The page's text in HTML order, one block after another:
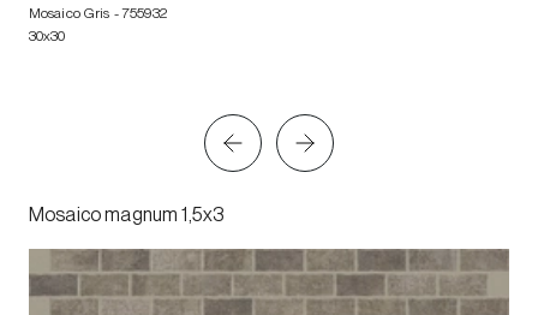
Mosaico Gris - 755932
30x30
Mosaico magnum 1,5x3